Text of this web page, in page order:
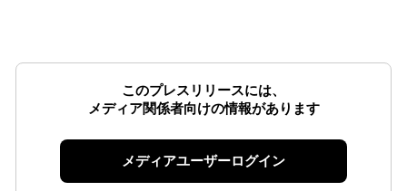
このプレスリリースには、
メディア関係者向けの情報があります
メディアユーザーログイン